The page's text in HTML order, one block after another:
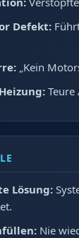
Defekt:
„Kein
Teure
Lösung:
Nie